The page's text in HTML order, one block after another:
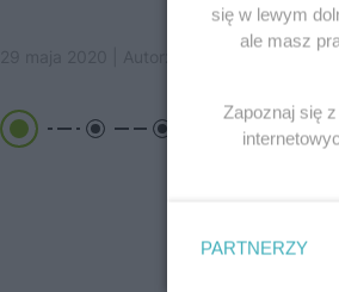
Mateusz Witczak
się w lewym
ale masz
Zapoznaj się
PARTNERZY